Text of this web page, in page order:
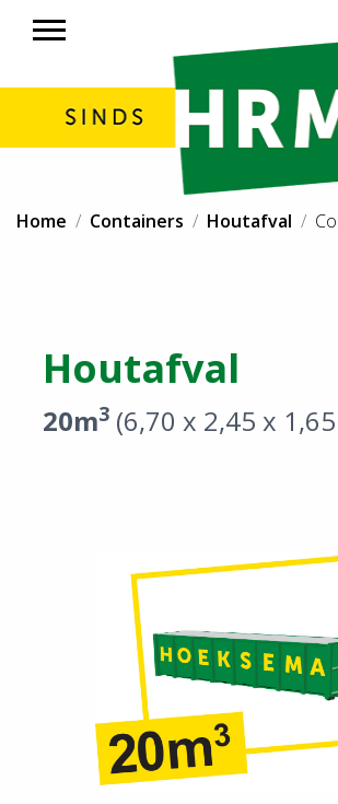
Over HRM
Transport
Milieustraat
Inzameling afval
Home Containers Houtafval
Houtafval
20m3 (6,70 x 2,45 x